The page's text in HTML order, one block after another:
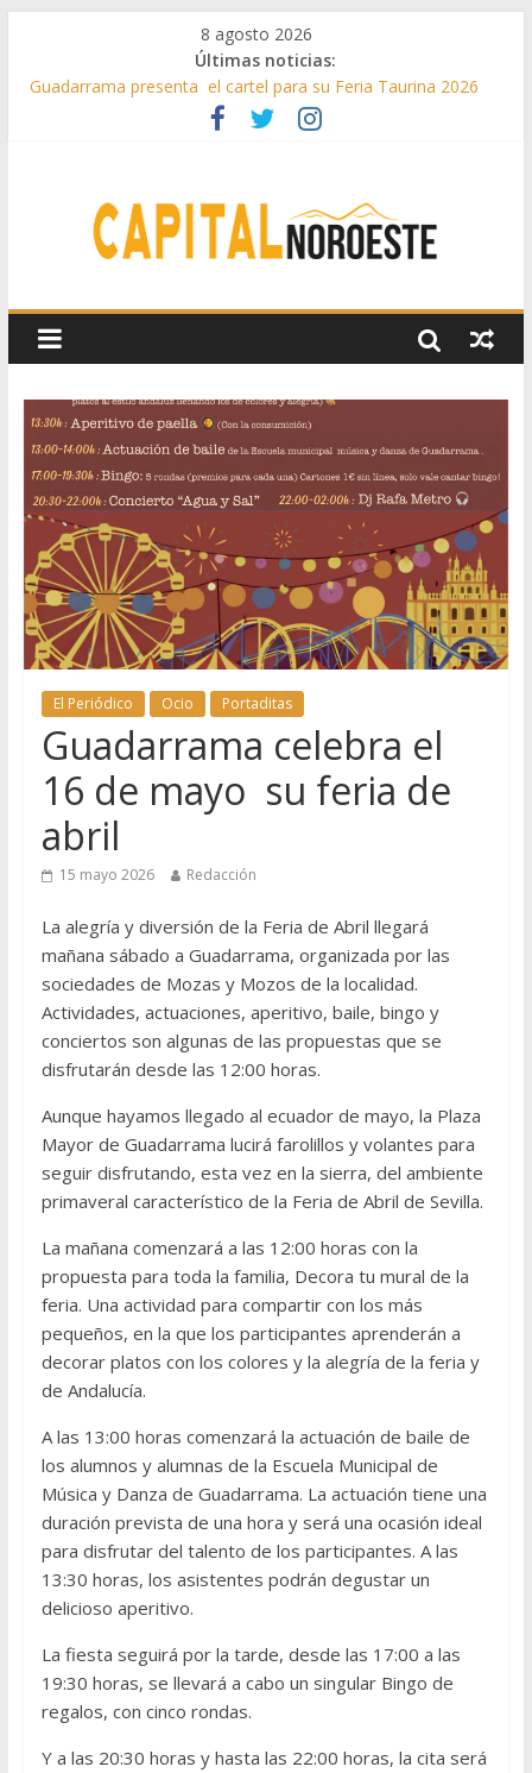
8 agosto 2026
Últimas noticias:
Guadarrama presenta el cartel para su Feria Taurina 2026
Hey Kid e Inazio en ‘La Gran Noche del Indie’ de las fiestas
Boadilla destinó más de 11 millones de euros a ayudas y
beneficios fiscales en 2025
El Periódico Ocio Portaditas
Guadarrama celebra el
16 de mayo su feria de
abril
15 mayo 2026 Redacción
La alegría y diversión de la Feria de Abril llegará
mañana sábado a Guadarrama, organizada por las
sociedades de Mozas y Mozos de la localidad.
Actividades, actuaciones, aperitivo, baile, bingo y
conciertos son algunas de las propuestas que se
disfrutarán desde las 12:00 horas.
Aunque hayamos llegado al ecuador de mayo, la Plaza
Mayor de Guadarrama lucirá farolillos y volantes para
seguir disfrutando, esta vez en la sierra, del ambiente
primaveral característico de la Feria de Abril de Sevilla.
La mañana comenzará a las 12:00 horas con la
propuesta para toda la familia, Decora tu mural de la
feria. Una actividad para compartir con los más
pequeños, en la que los participantes aprenderán a
decorar platos con los colores y la alegría de la feria y
de Andalucía.
A las 13:00 horas comenzará la actuación de baile de
los alumnos y alumnas de la Escuela Municipal de
Música y Danza de Guadarrama. La actuación tiene una
duración prevista de una hora y será una ocasión ideal
para disfrutar del talento de los participantes. A las
13:30 horas, los asistentes podrán degustar un
delicioso aperitivo.
La fiesta seguirá por la tarde, desde las 17:00 a las
19:30 horas, se llevará a cabo un singular Bingo de
regalos, con cinco rondas.
Y a las 20:30 horas y hasta las 22:00 horas, la cita será